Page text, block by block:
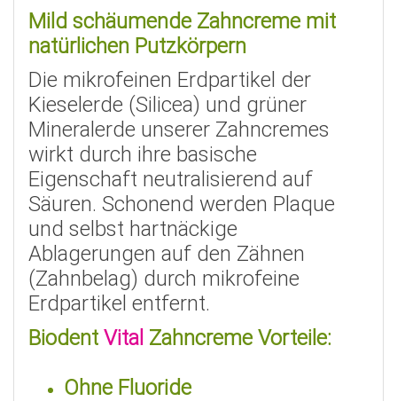
Mild schäumende Zahncreme mit
natürlichen Putzkörpern
Die mikrofeinen Erdpartikel der
Kieselerde (Silicea) und grüner
Mineralerde unserer Zahncremes
wirkt durch ihre basische
Eigenschaft neutralisierend auf
Säuren. Schonend werden Plaque
und selbst hartnäckige
Ablagerungen auf den Zähnen
(Zahnbelag) durch mikrofeine
Erdpartikel entfernt.
Biodent Vital Zahncreme Vorteile:
Ohne Fluoride